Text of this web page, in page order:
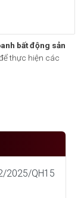
bất động sản
thực hiện các
2025/QH15